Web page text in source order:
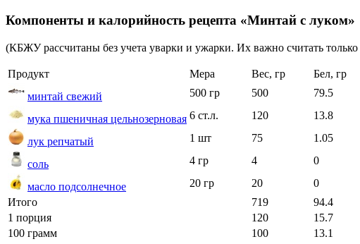
Компоненты и калорийность рецепта «Минтай с луком»
(КБЖУ рассчитаны без учета уварки и ужарки. Их важно считать
Продукт Мера Вес, гр Бел, гр
минтай свежий
500 гр 500 79.5
мука пшеничная цельнозерновая 6 ст.л. 120 13.8
лук репчатый 1 шт 75 1.05
соль 4 гр 4 0
масло подсолнечное 20 гр 20 0
Итого
719 94.4
1 порция
120 15.7
100 грамм
100 13.1